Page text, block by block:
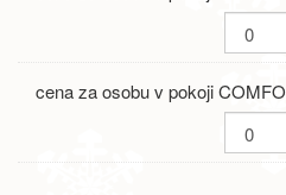
cena za osobu v pokoji